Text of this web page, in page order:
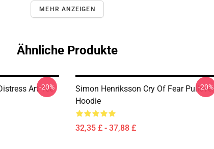
MEHR ANZEIGEN
Ähnliche Produkte
Art Tee
-20%
Simon Henriksson Cry Of Fear Pullover
Hoodie
32,35 £ - 37,88 £
-20%